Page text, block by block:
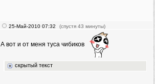
25-Май-2010 07:32 (спустя 43 минуты)
А вот и от меня туса чибиков
скрытый текст